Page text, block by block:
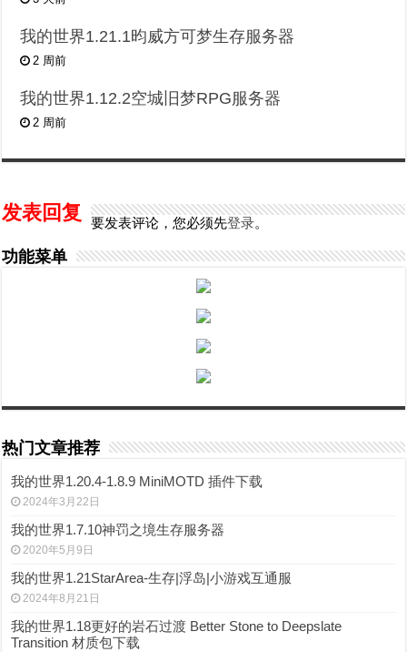
我的世界1.21.1昀威方可梦生存服务器
2 周前
我的世界1.12.2空城旧梦RPG服务器
2 周前
发表回复 要发表评论，您必须先登录。
功能菜单
热门文章推荐
我的世界1.20.4-1.8.9 MiniMOTD 插件下载
2024年3月22日
我的世界1.7.10神罚之境生存服务器
2020年5月9日
我的世界1.21StarArea-生存|浮岛|小游戏互通服
2024年8月21日
我的世界1.18更好的岩石过渡 Better Stone to Deepslate
Transition 材质包下载